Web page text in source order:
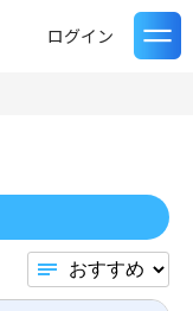
ログイン